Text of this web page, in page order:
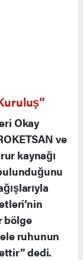
Okay
ve
kaynağı
bölge
ruhunun
dedi.